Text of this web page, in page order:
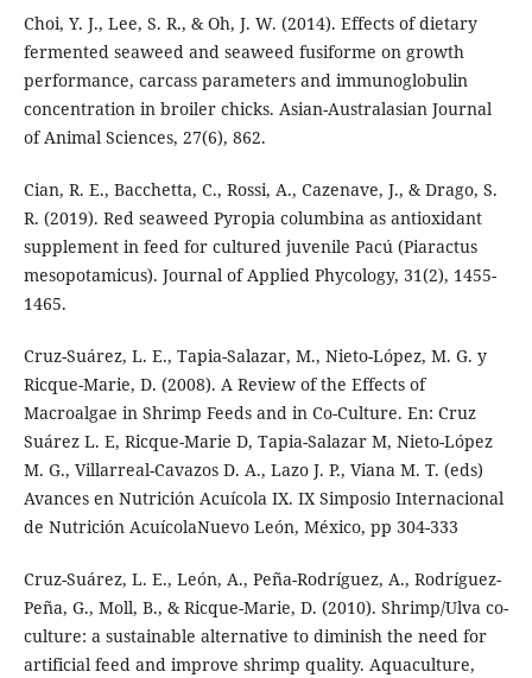
Choi, Y. J., Lee, S. R., & Oh, J. W. (2014). Effects of dietary
fermented seaweed and seaweed fusiforme on growth
performance, carcass parameters and immunoglobulin
concentration in broiler chicks. Asian-Australasian Journal
of Animal Sciences, 27(6), 862.
Cian, R. E., Bacchetta, C., Rossi, A., Cazenave, J., & Drago, S.
R. (2019). Red seaweed Pyropia columbina as antioxidant
supplement in feed for cultured juvenile Pacú (Piaractus
mesopotamicus). Journal of Applied Phycology, 31(2), 1455-
1465.
Cruz-Suárez, L. E., Tapia-Salazar, M., Nieto-López, M. G. y
Ricque-Marie, D. (2008). A Review of the Effects of
Macroalgae in Shrimp Feeds and in Co-Culture. En: Cruz
Suárez L. E, Ricque-Marie D, Tapia-Salazar M, Nieto-López
M. G., Villarreal-Cavazos D. A., Lazo J. P., Viana M. T. (eds)
Avances en Nutrición Acuícola IX. IX Simposio Internacional
de Nutrición AcuícolaNuevo León, México, pp 304-333
Cruz-Suárez, L. E., León, A., Peña-Rodríguez, A., Rodríguez-
Peña, G., Moll, B., & Ricque-Marie, D. (2010). Shrimp/Ulva co-
culture: a sustainable alternative to diminish the need for
artificial feed and improve shrimp quality. Aquaculture,